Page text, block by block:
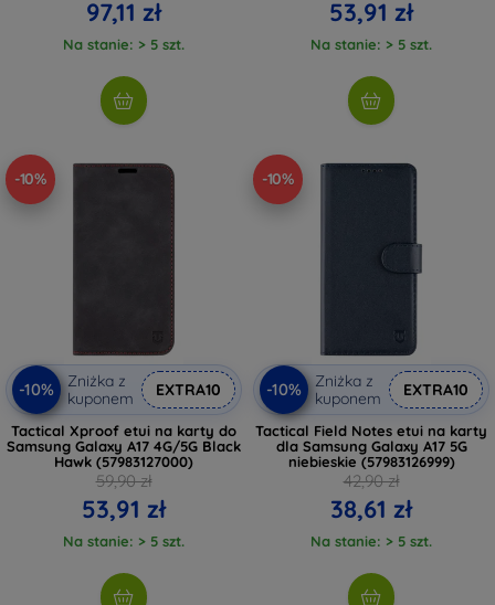
97,11 zł
Na stanie: > 5 szt.
53,91 zł
Na stanie: > 5 szt.
-10%
-10%
Zniżka z
kuponem
EXTRA10
Tactical Xproof etui na karty do
Samsung Galaxy A17 4G/5G Black
Hawk (57983127000)
59,90 zł
53,91 zł
Na stanie: > 5 szt.
-10%
-10%
Zniżka z
kuponem
EXTRA10
Tactical Field Notes etui na karty
dla Samsung Galaxy A17 5G
niebieskie (57983126999)
42,90 zł
38,61 zł
Na stanie: > 5 szt.